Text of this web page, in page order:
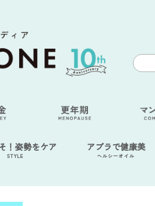
！姿勢をケア
STYLE
アブラで健康美
ヘルシーオイル